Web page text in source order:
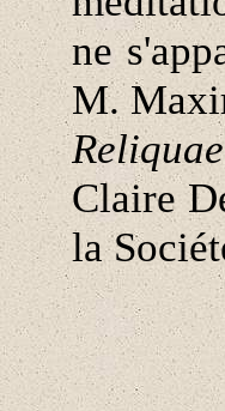
ne
M.
Reliquae
Claire
la